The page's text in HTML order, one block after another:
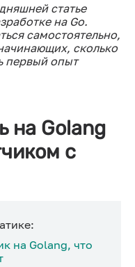
статье
на Go.
самостоятельно,
сколько
первый опыт
на Golang
с
на Golang, что